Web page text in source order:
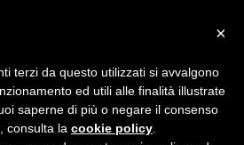
PER BAMBINI
×
terzi da questo utilizzati si avvalgono
ed utili alle finalità illustrate
saperne di più o negare il consenso
consulta la cookie policy